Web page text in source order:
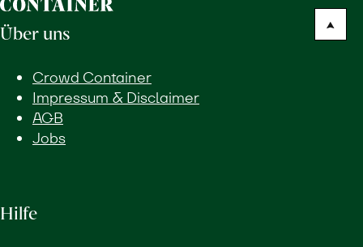
Über uns
Crowd Container
Impressum & Disclaimer
AGB
Jobs
Hilfe